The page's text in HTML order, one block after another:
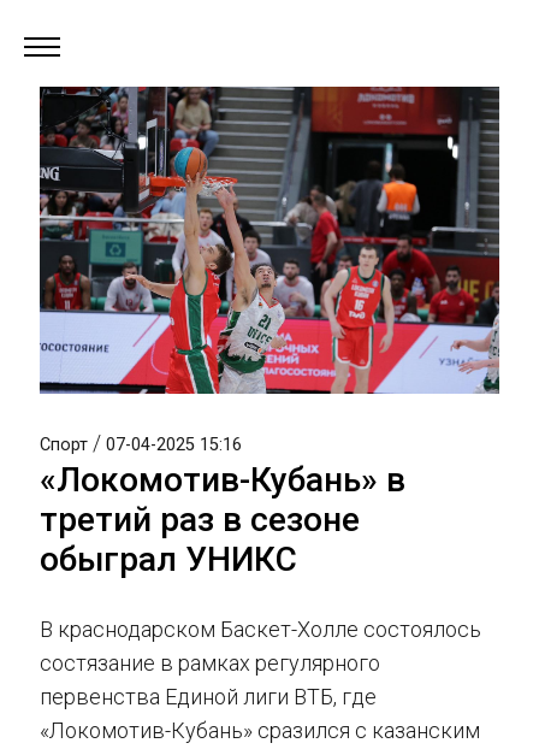
Спорт / 07-04-2025 15:16
«Локомотив-Кубань» в
третий раз в сезоне
обыграл УНИКС
В краснодарском Баскет-Холле состоялось
состязание в рамках регулярного
первенства Единой лиги ВТБ, где
«Локомотив-Кубань» сразился с казанским